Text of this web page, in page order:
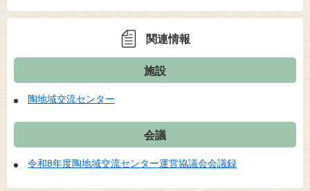
関連情報
施設
陶地域交流センター
会議
令和8年度陶地域交流センター運営協議会会議録